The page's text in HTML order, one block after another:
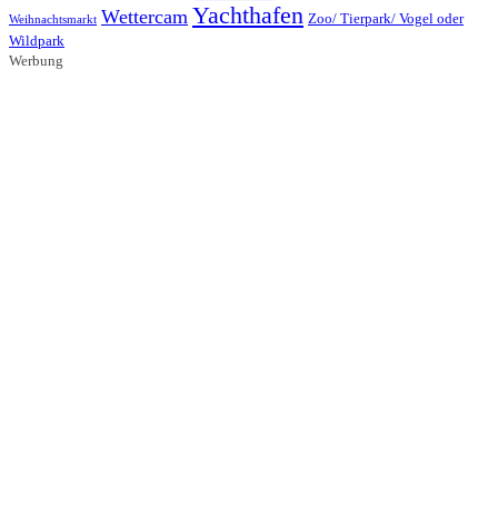
Weihnachtsmarkt Wettercam Yachthafen Zoo/ Tierpark/ Vogel oder
Wildpark
Werbung